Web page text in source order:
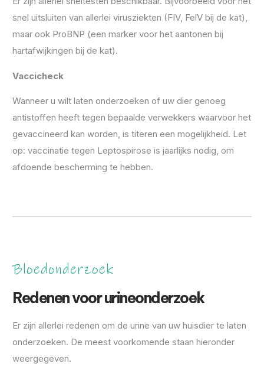
snel uitsluiten van allerlei virusziekten (FIV, FelV bij de kat),
maar ook ProBNP (een marker voor het aantonen bij
hartafwijkingen bij de kat).
Vaccicheck
Wanneer u wilt laten onderzoeken of uw dier genoeg
antistoffen heeft tegen bepaalde verwekkers waarvoor het
gevaccineerd kan worden, is titeren een mogelijkheid. Let
op: vaccinatie tegen Leptospirose is jaarlijks nodig, om
afdoende bescherming te hebben.
Bloedonderzoek
Redenen voor urineonderzoek
Er zijn allerlei redenen om de urine van uw huisdier te laten
onderzoeken. De meest voorkomende staan hieronder
weergegeven.